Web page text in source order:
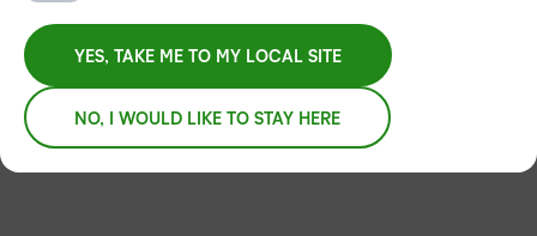
Físico
YES, TAKE ME TO MY LOCAL SITE
NO, I WOULD LIKE TO STAY HERE